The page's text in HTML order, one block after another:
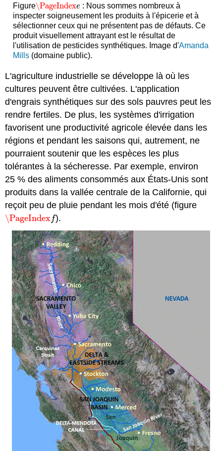
Figure\PageIndexe
\PageIndexe : Nous sommes nombreux à
inspecter soigneusement les produits à l'épicerie et à
sélectionner ceux qui ne présentent pas de défauts. Ce
produit visuellement attrayant est le résultat de
l'utilisation de pesticides synthétiques. Image d'Amanda
Mills(domaine public).
L'agriculture industrielle se développe là où les
cultures peuvent être cultivées. L'application
d'engrais synthétiques sur des sols pauvres peut les
rendre fertiles. De plus, les systèmes d'irrigation
favorisent une productivité agricole élevée dans les
régions et pendant les saisons qui, autrement, ne
pourraient soutenir que les espèces les plus
tolérantes à la sécheresse. Par exemple, environ
25 % des aliments consommés aux États-Unis sont
produits dans la vallée centrale de la Californie, qui
reçoit peu de pluie pendant les mois d'été (figure
\PageIndexf
\PageIndexf ).